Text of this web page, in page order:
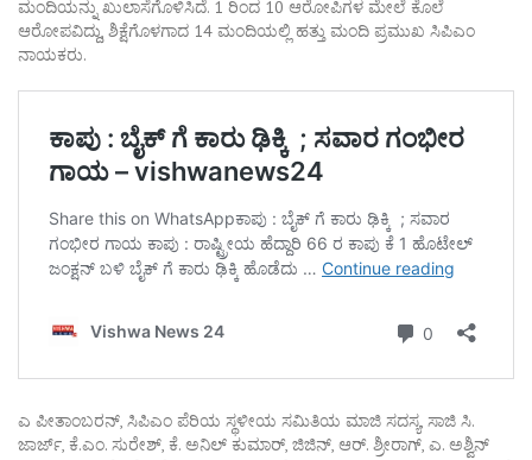
ಮಂದಿಯನ್ನು ಖುಲಾಸೆಗೊಳಿಸಿದೆ. 1 ರಿಂದ 10 ಆರೋಪಿಗಳ ಮೇಲೆ ಕೊಲೆ
ಆರೋಪವಿದ್ದು, ಶಿಕ್ಷೆಗೊಳಗಾದ 14 ಮಂದಿಯಲ್ಲಿ ಹತ್ತು ಮಂದಿ ಪ್ರಮುಖ ಸಿಪಿಎಂ
ನಾಯಕರು.
ಎ ಪೀತಾಂಬರನ್, ಸಿಪಿಎಂ ಪೆರಿಯ ಸ್ಥಳೀಯ ಸಮಿತಿಯ ಮಾಜಿ ಸದಸ್ಯ, ಸಾಜಿ ಸಿ.
ಜಾರ್ಜ್, ಕೆ.ಎಂ. ಸುರೇಶ್, ಕೆ. ಅನಿಲ್ ಕುಮಾರ್, ಜಿಜಿನ್, ಆರ್. ಶ್ರೀರಾಗ್, ಎ. ಅಶ್ವಿನ್